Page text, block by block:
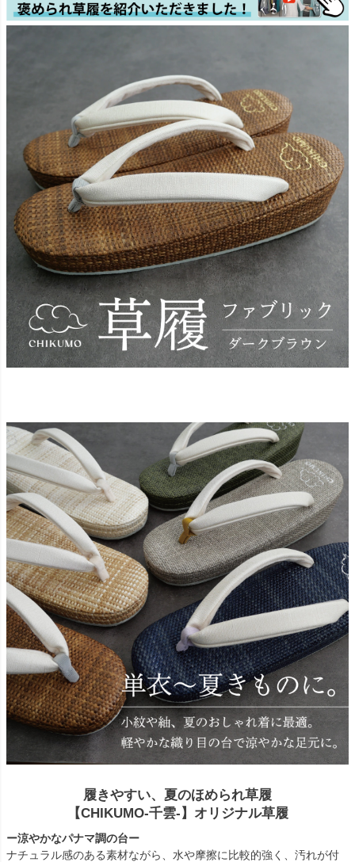
履きやすい、夏のほめられ草履
【CHIKUMO-千雲-】オリジナル草履
ー涼やかなパナマ調の台ー
ナチュラル感のある素材ながら、水や摩擦に比較的強く、汚れが付